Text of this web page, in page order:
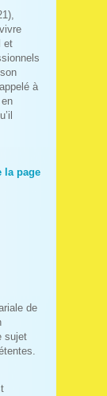
et
à
la page
de
sujet